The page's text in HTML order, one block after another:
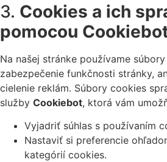
3. Cookies a ich
pomocou
Na našej stránke používame súbory
zabezpečenie funkčnosti stránky,
cielenie reklám. Súbory cookies
služby Cookiebot, ktorá vám
Vyjadriť súhlas s používaním
Nastaviť si preferencie
kategórií cookies.